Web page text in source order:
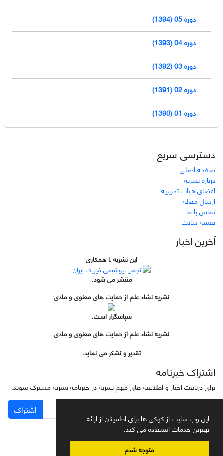
این وب سایت از کوکی ها برای اطمینان از ارائه
بهترین خدمات استفاده می کند.
متوجه شدم
دوره 05 (1394)
دوره 04 (1393)
دوره 03 (1392)
دوره 02 (1391)
دوره 01 (1390)
دسترسی سریع
صفحه اصلی
درباره نشریه
اعضای هیات تحریریه
ارسال مقاله
تماس با ما
نقشه سایت
آخرین اخبار
این نشریه با همکاری
منتشر می شود.
نشریه نشاء علم از حمایت های معنوی و مادی
سپاسگزار است.
نشریه نشاء علم از حمایت های معنوی و مادی
تقدیر و تشکر می نماید.
اشتراک خبرنامه
برای دریافت اخبار و اطلاعیه های مهم نشریه در خبرنامه نشریه مشترک شوید.
اشتراک